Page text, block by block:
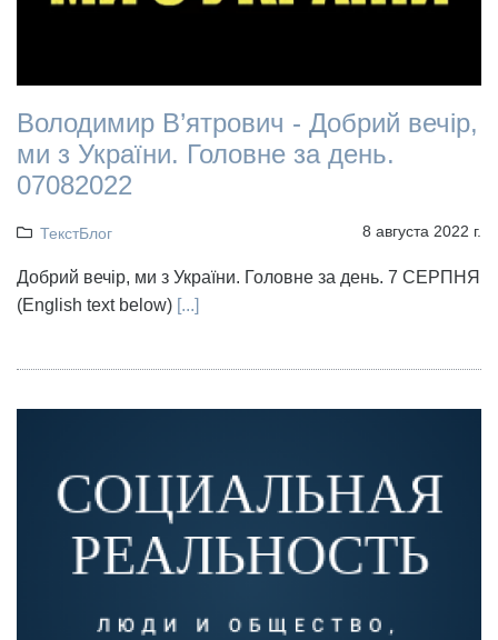
Володимир В’ятрович - Добрий вечір,
ми з України. Головне за день.
07082022
ТекстБлог 8 августа 2022 г.
Добрий вечір, ми з України. Головне за день. 7 СЕРПНЯ
(English text below) [...]